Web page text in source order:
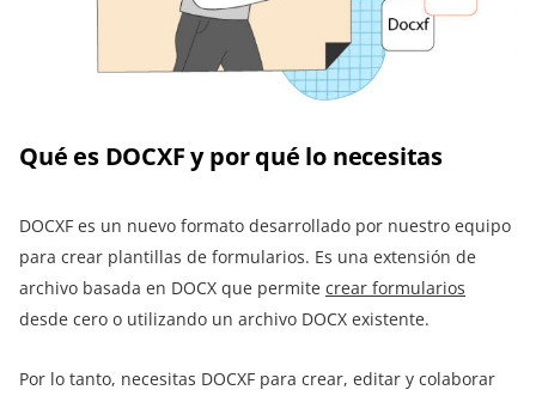
Qué es DOCXF y por qué lo necesitas
DOCXF es un nuevo formato desarrollado por nuestro equipo
para crear plantillas de formularios. Es una extensión de
archivo basada en DOCX que permite crear formularios
desde cero o utilizando un archivo DOCX existente.
Por lo tanto, necesitas DOCXF para crear, editar y colaborar